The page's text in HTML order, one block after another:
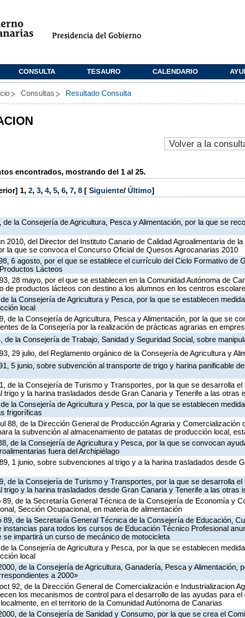
CONSULTA TESAURO CALENDARIO
Consultas Resultado Consulta
encontrados, mostrando del 1 al 25.
1, 2, 3, 4, 5, 6, 7, 8 [ Siguiente/ Último]
de la Consejería de Agricultura, Pesca y Alimentación, por la que se
2010, del Director del Instituto Canario de Calidad Agroalimentaria de
la que se convoca el Concurso Oficial de Quesos Agrocanarias 2010
6 agosto, por el que se establece el currículo del Ciclo Formativo de
Lácteos
28 mayo, por el que se establecen en la Comunidad Autónoma de
de productos lácteos con destino a los alumnos en los centros
la Consejería de Agricultura y Pesca, por la que se establecen
local
de la Consejería de Agricultura, Pesca y Alimentación, por la que se
de la Consejería por la realización de prácticas agrarias en
de la Consejería de Trabajo, Sanidad y Seguridad Social, sobre
29 julio, del Reglamento orgánico de la Consejería de Agricultura y
5 junio, sobre subvención al transporte de trigo y harina panificable
de la Consejería de Turismo y Transportes, por la que se desarrolla
trigo y la harina trasladados desde Gran Canaria y Tenerife a las otras
la Consejería de Agricultura y Pesca, por la que se establecen
frigoríficas
88, de la Dirección General de Producción Agraria y
la subvención al almacenamiento de patatas de producción local,
de la Consejería de Agricultura y Pesca, por la que se convocan
fuera del Archipiélago
1 junio, sobre subvenciones al trigo y a la harina trasladados desde
de la Consejería de Turismo y Transportes, por la que se desarrolla
trigo y la harina trasladados desde Gran Canaria y Tenerife a las otras
89, de la Secretaría General Técnica de la Consejería de Economía y
Sección Ocupacional, en materia de alimentación
89, de la Secretaría General Técnica de la Consejería de Educación,
instancias para todos los cursos de Educación Técnico Profesional
se impartirá un curso de mecánico de motocicleta
la Consejería de Agricultura y Pesca, por la que se establecen
local
de la Consejería de Agricultura, Ganadería, Pesca y
a 2000»
92, de la Dirección General de Comercialización e Industrializacion
los mecanismos de control para el desarrollo de las ayudas para
en el territorio de la Comunidad Autónoma de Canarias
de la Consejería de Sanidad y Consumo, por la que se crea el